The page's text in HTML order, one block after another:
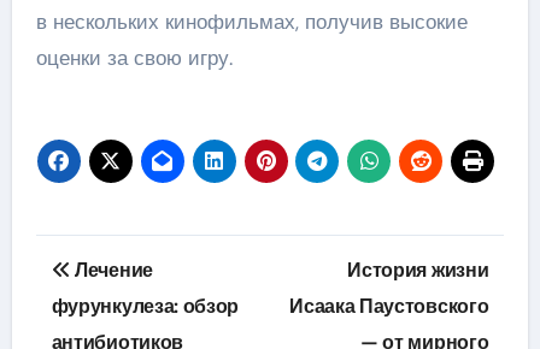
в нескольких кинофильмах, получив высокие
оценки за свою игру.
Навигация
по
Лечение
фурункулеза: обзор
антибиотиков
История жизни
Исаака Паустовского
— от мирного